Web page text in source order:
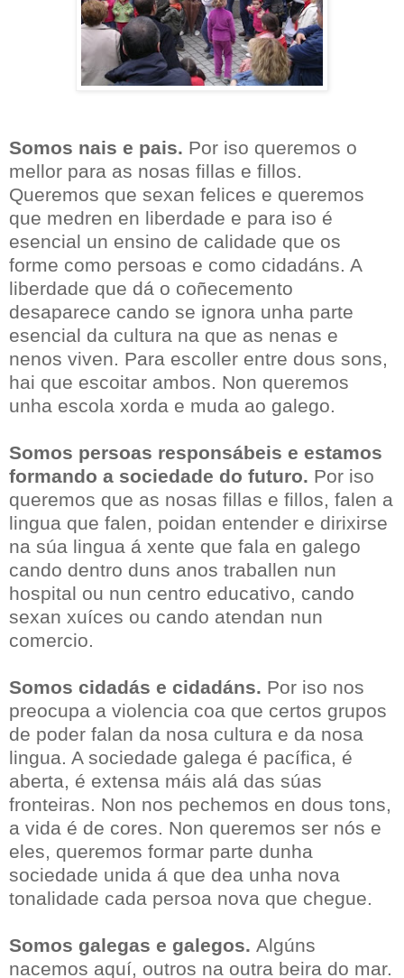
Somos nais e pais. Por iso queremos o
mellor para as nosas fillas e fillos.
Queremos que sexan felices e queremos
que medren en liberdade e para iso é
esencial un ensino de calidade que os
forme como persoas e como cidadáns. A
liberdade que dá o coñecemento
desaparece cando se ignora unha parte
esencial da cultura na que as nenas e
nenos viven. Para escoller entre dous sons,
hai que escoitar ambos. Non queremos
unha escola xorda e muda ao galego.
Somos persoas responsábeis e estamos
formando a sociedade do futuro. Por iso
queremos que as nosas fillas e fillos, falen a
lingua que falen, poidan entender e dirixirse
na súa lingua á xente que fala en galego
cando dentro duns anos traballen nun
hospital ou nun centro educativo, cando
sexan xuíces ou cando atendan nun
comercio.
Somos cidadás e cidadáns. Por iso nos
preocupa a violencia coa que certos grupos
de poder falan da nosa cultura e da nosa
lingua. A sociedade galega é pacífica, é
aberta, é extensa máis alá das súas
fronteiras. Non nos pechemos en dous tons,
a vida é de cores. Non queremos ser nós e
eles, queremos formar parte dunha
sociedade unida á que dea unha nova
tonalidade cada persoa nova que chegue.
Somos galegas e galegos. Algúns
nacemos aquí, outros na outra beira do mar.